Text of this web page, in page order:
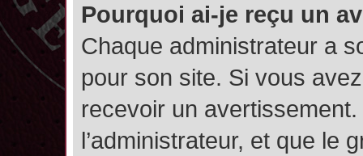
Pourquoi ai-je reçu un
Chaque administrateur a
pour son site. Si vous
recevoir un
l’administrateur, et que le